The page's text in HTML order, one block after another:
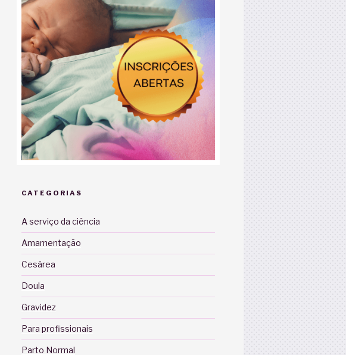
CATEGORIAS
A serviço da ciência
Amamentação
Cesárea
Doula
Gravidez
Para profissionais
Parto Normal